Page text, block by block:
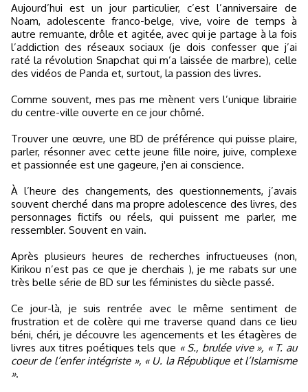
Aujourd’hui est un jour particulier, c’est l’anniversaire de
Noam, adolescente franco-belge, vive, voire de temps à
autre remuante, drôle et agitée, avec qui je partage à la fois
l’addiction des réseaux sociaux (je dois confesser que j’ai
raté la révolution Snapchat qui m’a laissée de marbre), celle
des vidéos de Panda et, surtout, la passion des livres.
Comme souvent, mes pas me mènent vers l’unique librairie
du centre-ville ouverte en ce jour chômé.
Trouver une œuvre, une BD de préférence qui puisse plaire,
parler, résonner avec cette jeune fille noire, juive, complexe
et passionnée est une gageure, j'en ai conscience.
À l’heure des changements, des questionnements, j’avais
souvent cherché dans ma propre adolescence des livres, des
personnages fictifs ou réels, qui puissent me parler, me
ressembler. Souvent en vain.
Après plusieurs heures de recherches infructueuses (non,
Kirikou n’est pas ce que je cherchais ), je me rabats sur une
très belle série de BD sur les féministes du siècle passé.
Ce jour-là, je suis rentrée avec le même sentiment de
frustration et de colère qui me traverse quand dans ce lieu
béni, chéri, je découvre les agencements et les étagères de
livres aux titres poétiques tels que « S., brulée vive », « T. au
coeur de l’enfer intégriste », « U. la République et l’Islamisme
».